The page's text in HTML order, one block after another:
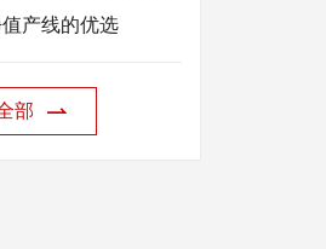
产线的优选
部